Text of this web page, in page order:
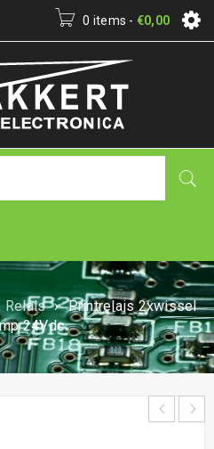
0 items - €0,00
Relais › Printrelais 2xwissel
24Vdc